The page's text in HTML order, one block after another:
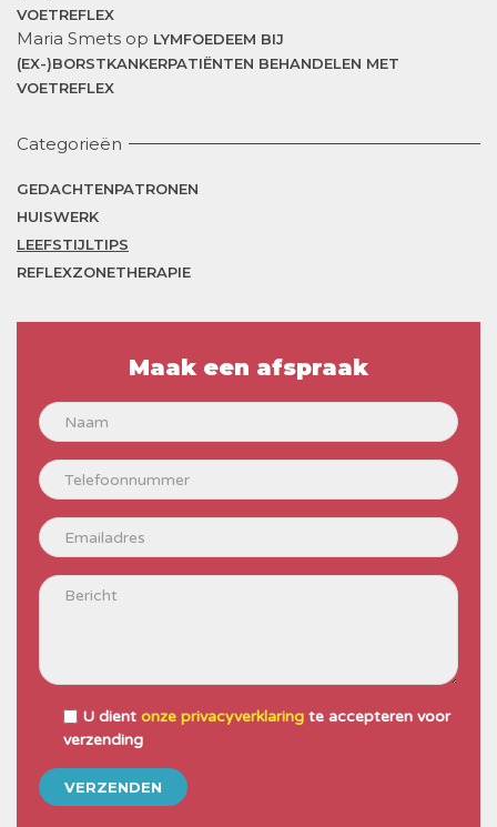
VOETREFLEX
Maria Smets op LYMFOEDEEM BIJ
(EX-)BORSTKANKERPATIËNTEN BEHANDELEN MET
VOETREFLEX
Categorieën
GEDACHTENPATRONEN
HUISWERK
LEEFSTIJLTIPS
REFLEXZONETHERAPIE
Maak een afspraak
U dient onze privacyverklaring te accepteren voor
verzending